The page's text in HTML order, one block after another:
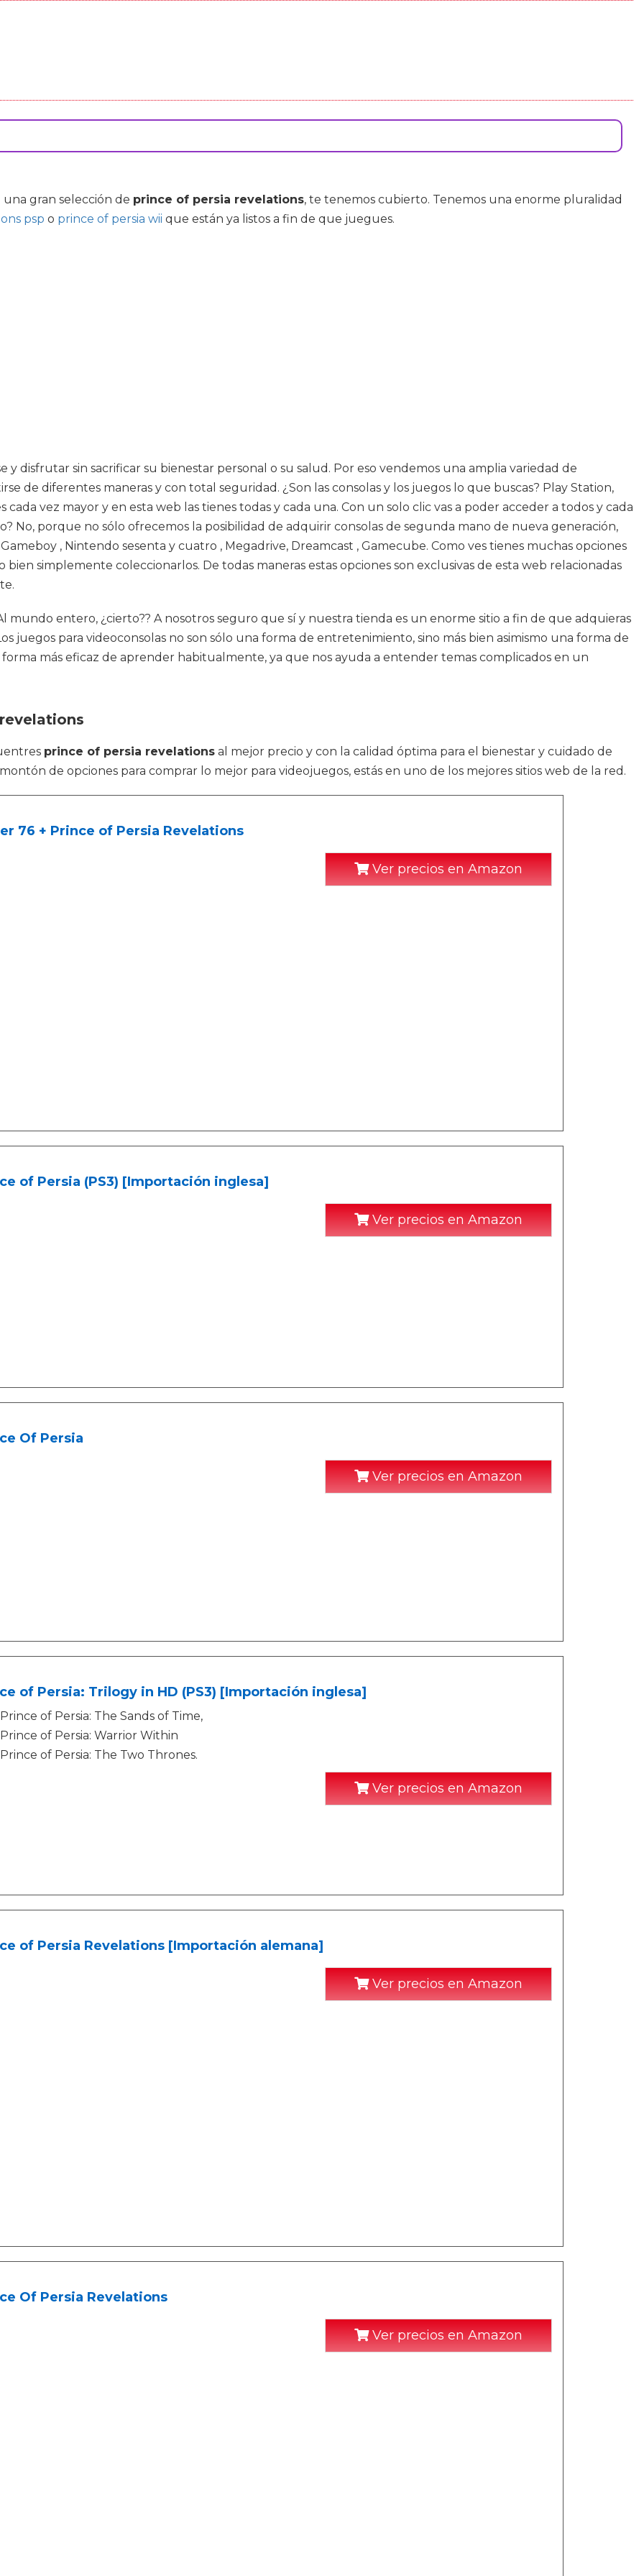
una gran selección de prince of persia revelations, te tenemos cubierto. Tenemos una enorme pluralidad
psp o prince of persia wii que están ya listos a fin de que juegues.
disfrutar sin sacrificar su bienestar personal o su salud. Por eso vendemos una amplia variedad de
de diferentes maneras y con total seguridad. ¿Son las consolas y los juegos lo que buscas? Play Station,
vez mayor y en esta web las tienes todas y cada una. Con un solo clic vas a poder acceder a todos y cada
No, porque no sólo ofrecemos la posibilidad de adquirir consolas de segunda mano de nueva generación,
, Nintendo sesenta y cuatro , Megadrive, Dreamcast , Gamecube. Como ves tienes muchas opciones
simplemente coleccionarlos. De todas maneras estas opciones son exclusivas de esta web relacionadas
mundo entero, ¿cierto?? A nosotros seguro que sí y nuestra tienda es un enorme sitio a fin de que adquieras
juegos para videoconsolas no son sólo una forma de entretenimiento, sino más bien asimismo una forma de
más eficaz de aprender habitualmente, ya que nos ayuda a entender temas complicados en un
prince of persia revelations al mejor precio y con la calidad óptima para el bienestar y cuidado de
de opciones para comprar lo mejor para videojuegos, estás en uno de los mejores sitios web de la red.
76 + Prince of Persia Revelations
Ver precios en Amazon
of Persia (PS3) [Importación inglesa]
Ver precios en Amazon
Of Persia
Ver precios en Amazon
of Persia: Trilogy in HD (PS3) [Importación inglesa]
Prince of Persia: The Sands of Time,
Prince of Persia: Warrior Within
Prince of Persia: The Two Thrones.
Ver precios en Amazon
of Persia Revelations [Importación alemana]
Ver precios en Amazon
Of Persia Revelations
Ver precios en Amazon